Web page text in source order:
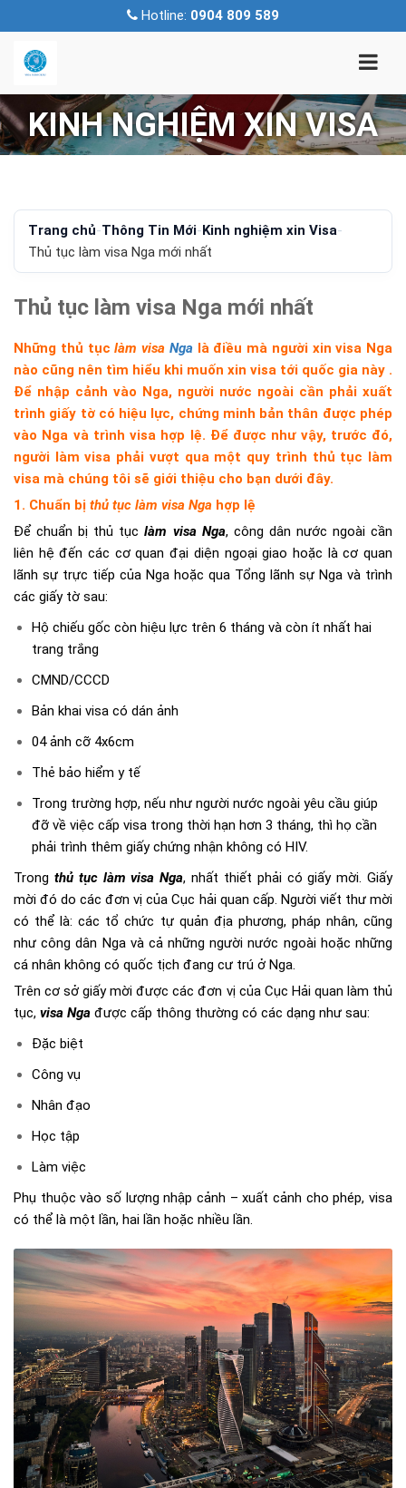
Hotline: 0904 809 589
KINH NGHIỆM XIN VISA
Trang chủ-Thông Tin Mới- Kinh nghiệm xin Visa-
Thủ tục làm visa Nga mới nhất
Thủ tục làm visa Nga mới nhất
Những thủ tục làm visa Nga là điều mà người xin visa Nga
nào cũng nên tìm hiểu khi muốn xin visa tới quốc gia này .
Để nhập cảnh vào Nga, người nước ngoài cần phải xuất
trình giấy tờ có hiệu lực, chứng minh bản thân được phép
vào Nga và trình visa hợp lệ. Để được như vậy, trước đó,
người làm visa phải vượt qua một quy trình thủ tục làm
visa mà chúng tôi sẽ giới thiệu cho bạn dưới đây.
1. Chuẩn bị thủ tục làm visa Nga hợp lệ
Để chuẩn bị thủ tụclàm visa Nga, công dân nước ngoài cần
liên hệ đến các cơ quan đại diện ngoại giao hoặc là cơ quan
lãnh sự trực tiếp của Nga hoặc qua Tổng lãnh sự Nga và trình
các giấy tờ sau:
Hộ chiếu gốc còn hiệu lực trên 6 tháng và còn ít nhất hai
trang trắng
CMND/CCCD
Bản khai visa có dán ảnh
04 ảnh cỡ 4x6cm
Thẻ bảo hiểm y tế
Trong trường hợp, nếu như người nước ngoài yêu cầu giúp
đỡ về việc cấp visa trong thời hạn hơn 3 tháng, thì họ cần
phải trình thêm giấy chứng nhận không có HIV.
Trong thủ tục làm visa Nga, nhất thiết phải có giấy mời. Giấy
mời đó do các đơn vị của Cục hải quan cấp. Người viết thư mời
có thể là: các tổ chức tự quản địa phương, pháp nhân, cũng
như công dân Nga và cả những người nước ngoài hoặc những
cá nhân không có quốc tịch đang cư trú ở Nga.
Trên cơ sở giấy mời được các đơn vị của Cục Hải quan làm thủ
tục, visa Nga được cấp thông thường có các dạng như sau:
Đặc biệt
Công vụ
Nhân đạo
Học tập
Làm việc
Phụ thuộc vào số lượng nhập cảnh – xuất cảnh cho phép, visa
có thể là một lần, hai lần hoặc nhiều lần.